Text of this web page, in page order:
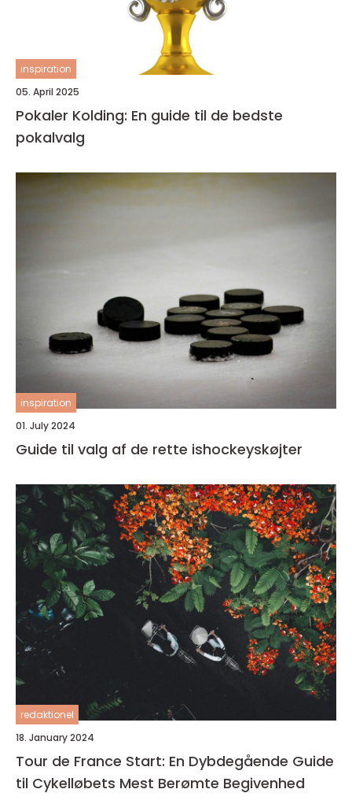
inspiration
05. April 2025
Pokaler Kolding: En guide til de bedste
pokalvalg
inspiration
01. July 2024
Guide til valg af de rette ishockeyskøjter
redaktionel
18. January 2024
Tour de France Start: En Dybdegående Guide
til Cykelløbets Mest Berømte Begivenhed